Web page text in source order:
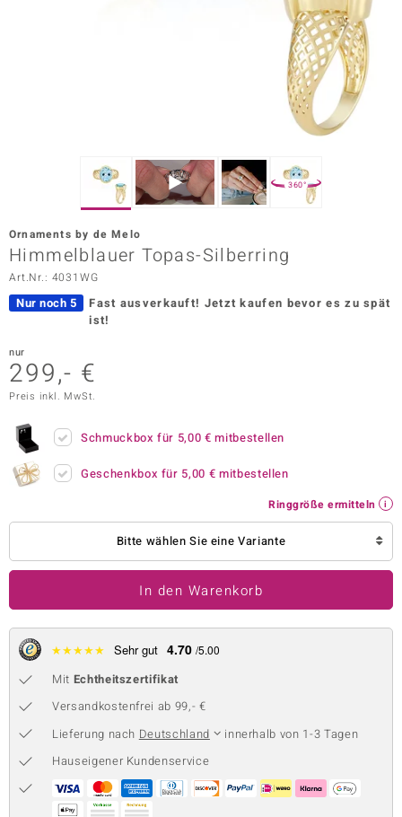
Vogue
BY DE MELO
Collection
360°
Ornaments by de Melo
Himmelblauer Topas-Silberring
Art.Nr.: 4031WG
Nur noch 5 Fast ausverkauft! Jetzt kaufen bevor es zu spät
ist!
nur
299,- €
Preis inkl. MwSt.
Schmuckbox für 5,00 € mitbestellen
Geschenkbox für 5,00 € mitbestellen
Ringgröße ermitteln
Bitte wählen Sie eine Variante
In den Warenkorb
★★★★★ Sehr gut 4.70 /5.00
Mit Echtheitszertifikat
Versandkostenfrei ab 99,- €
Lieferung nach Deutschland
innerhalb von 1-3 Tagen
Hauseigener Kundenservice